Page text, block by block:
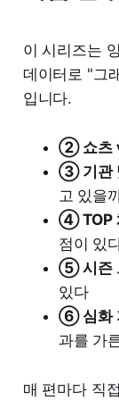
이 시리즈는
데이터로 "그
입니다.
② 쇼츠
③ 기관
고 있을
④ TOP
점이 있
⑤ 시즌
있다
⑥ 심화
과를 가
매 편마다 직